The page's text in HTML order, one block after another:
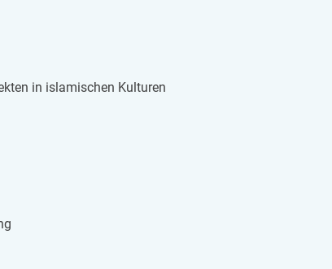
in is­la­mi­schen Kul­tu­ren